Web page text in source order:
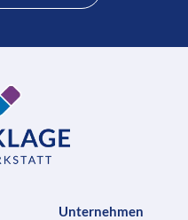
Unternehmen